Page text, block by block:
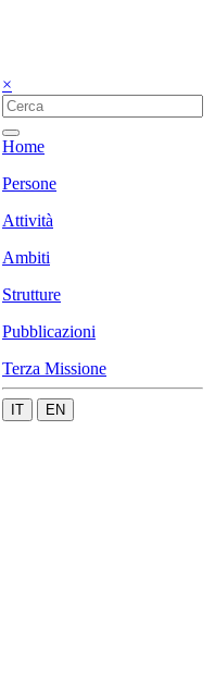
×
Home
Persone
Attività
Ambiti
Strutture
Pubblicazioni
Terza Missione
IT EN